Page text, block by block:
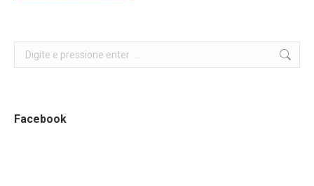
Search:
Facebook